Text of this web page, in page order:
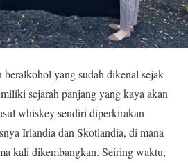
yang sudah dikenal sejak
sejarah panjang yang kaya akan
whiskey sendiri diperkirakan
Irlandia dan Skotlandia, di mana
kali dikembangkan. Seiring waktu,